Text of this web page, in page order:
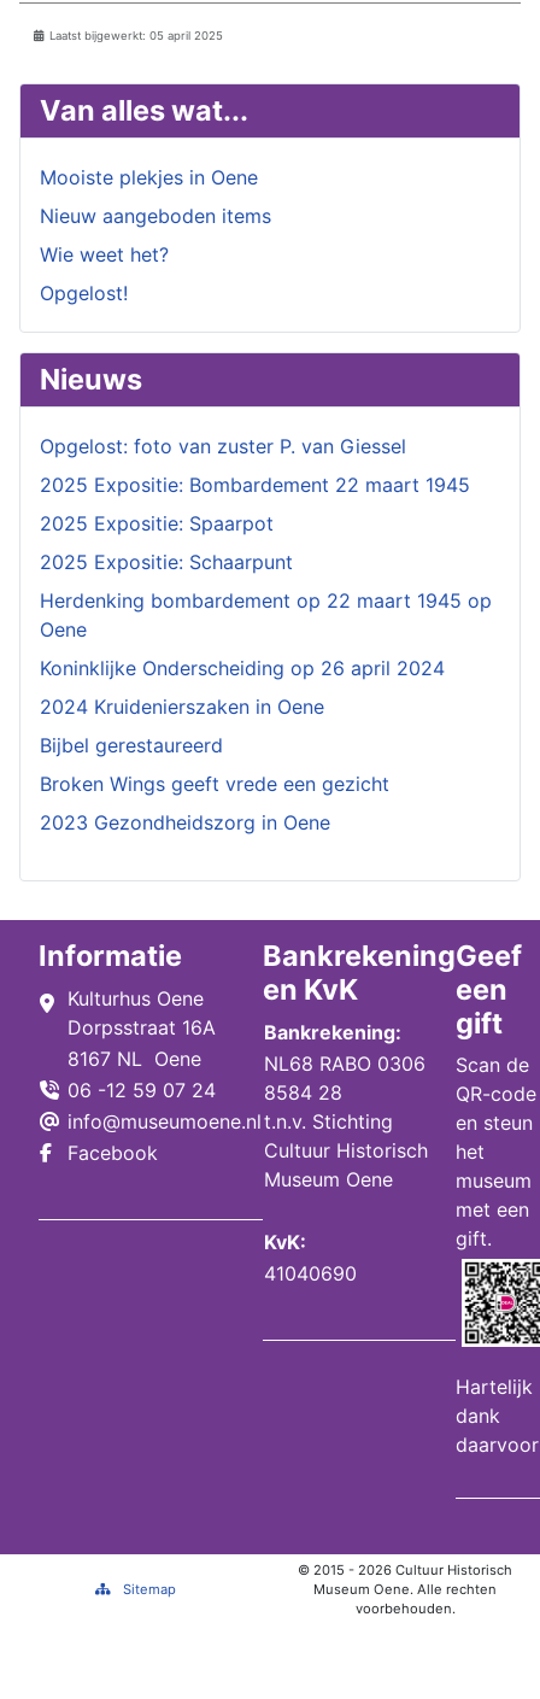
Details
Laatst bijgewerkt: 05 april 2025
Van alles wat...
Mooiste plekjes in Oene
Nieuw aangeboden items
Wie weet het?
Opgelost!
Nieuws
Opgelost: foto van zuster P. van Giessel
2025 Expositie: Bombardement 22 maart 1945
2025 Expositie: Spaarpot
2025 Expositie: Schaarpunt
Herdenking bombardement op 22 maart 1945 op
Oene
Koninklijke Onderscheiding op 26 april 2024
2024 Kruidenierszaken in Oene
Bijbel gerestaureerd
Broken Wings geeft vrede een gezicht
2023 Gezondheidszorg in Oene
Informatie
Kulturhus Oene
Dorpsstraat 16A
8167 NL Oene
06 -12 59 07 24
info@museumoene.nl
Facebook
Bankrekening
en KvK
Bankrekening:
NL68 RABO 0306
8584 28
t.n.v. Stichting
Cultuur Historisch
Museum Oene
KvK:
41040690
Geef
een
gift
Scan de
QR-code
en steun
het
museum
met een
gift.
Hartelijk
dank
Sitemap
© 2015 - 2026 Cultuur Historisch
Museum Oene. Alle rechten
voorbehouden.